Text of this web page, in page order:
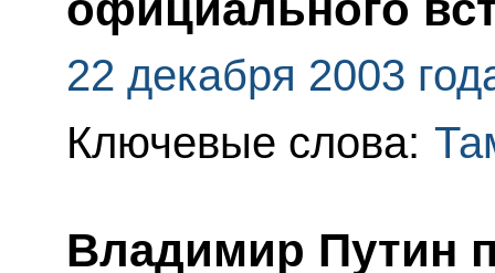
22 декабря 2003
Ключевые слова:
Владимир Путин